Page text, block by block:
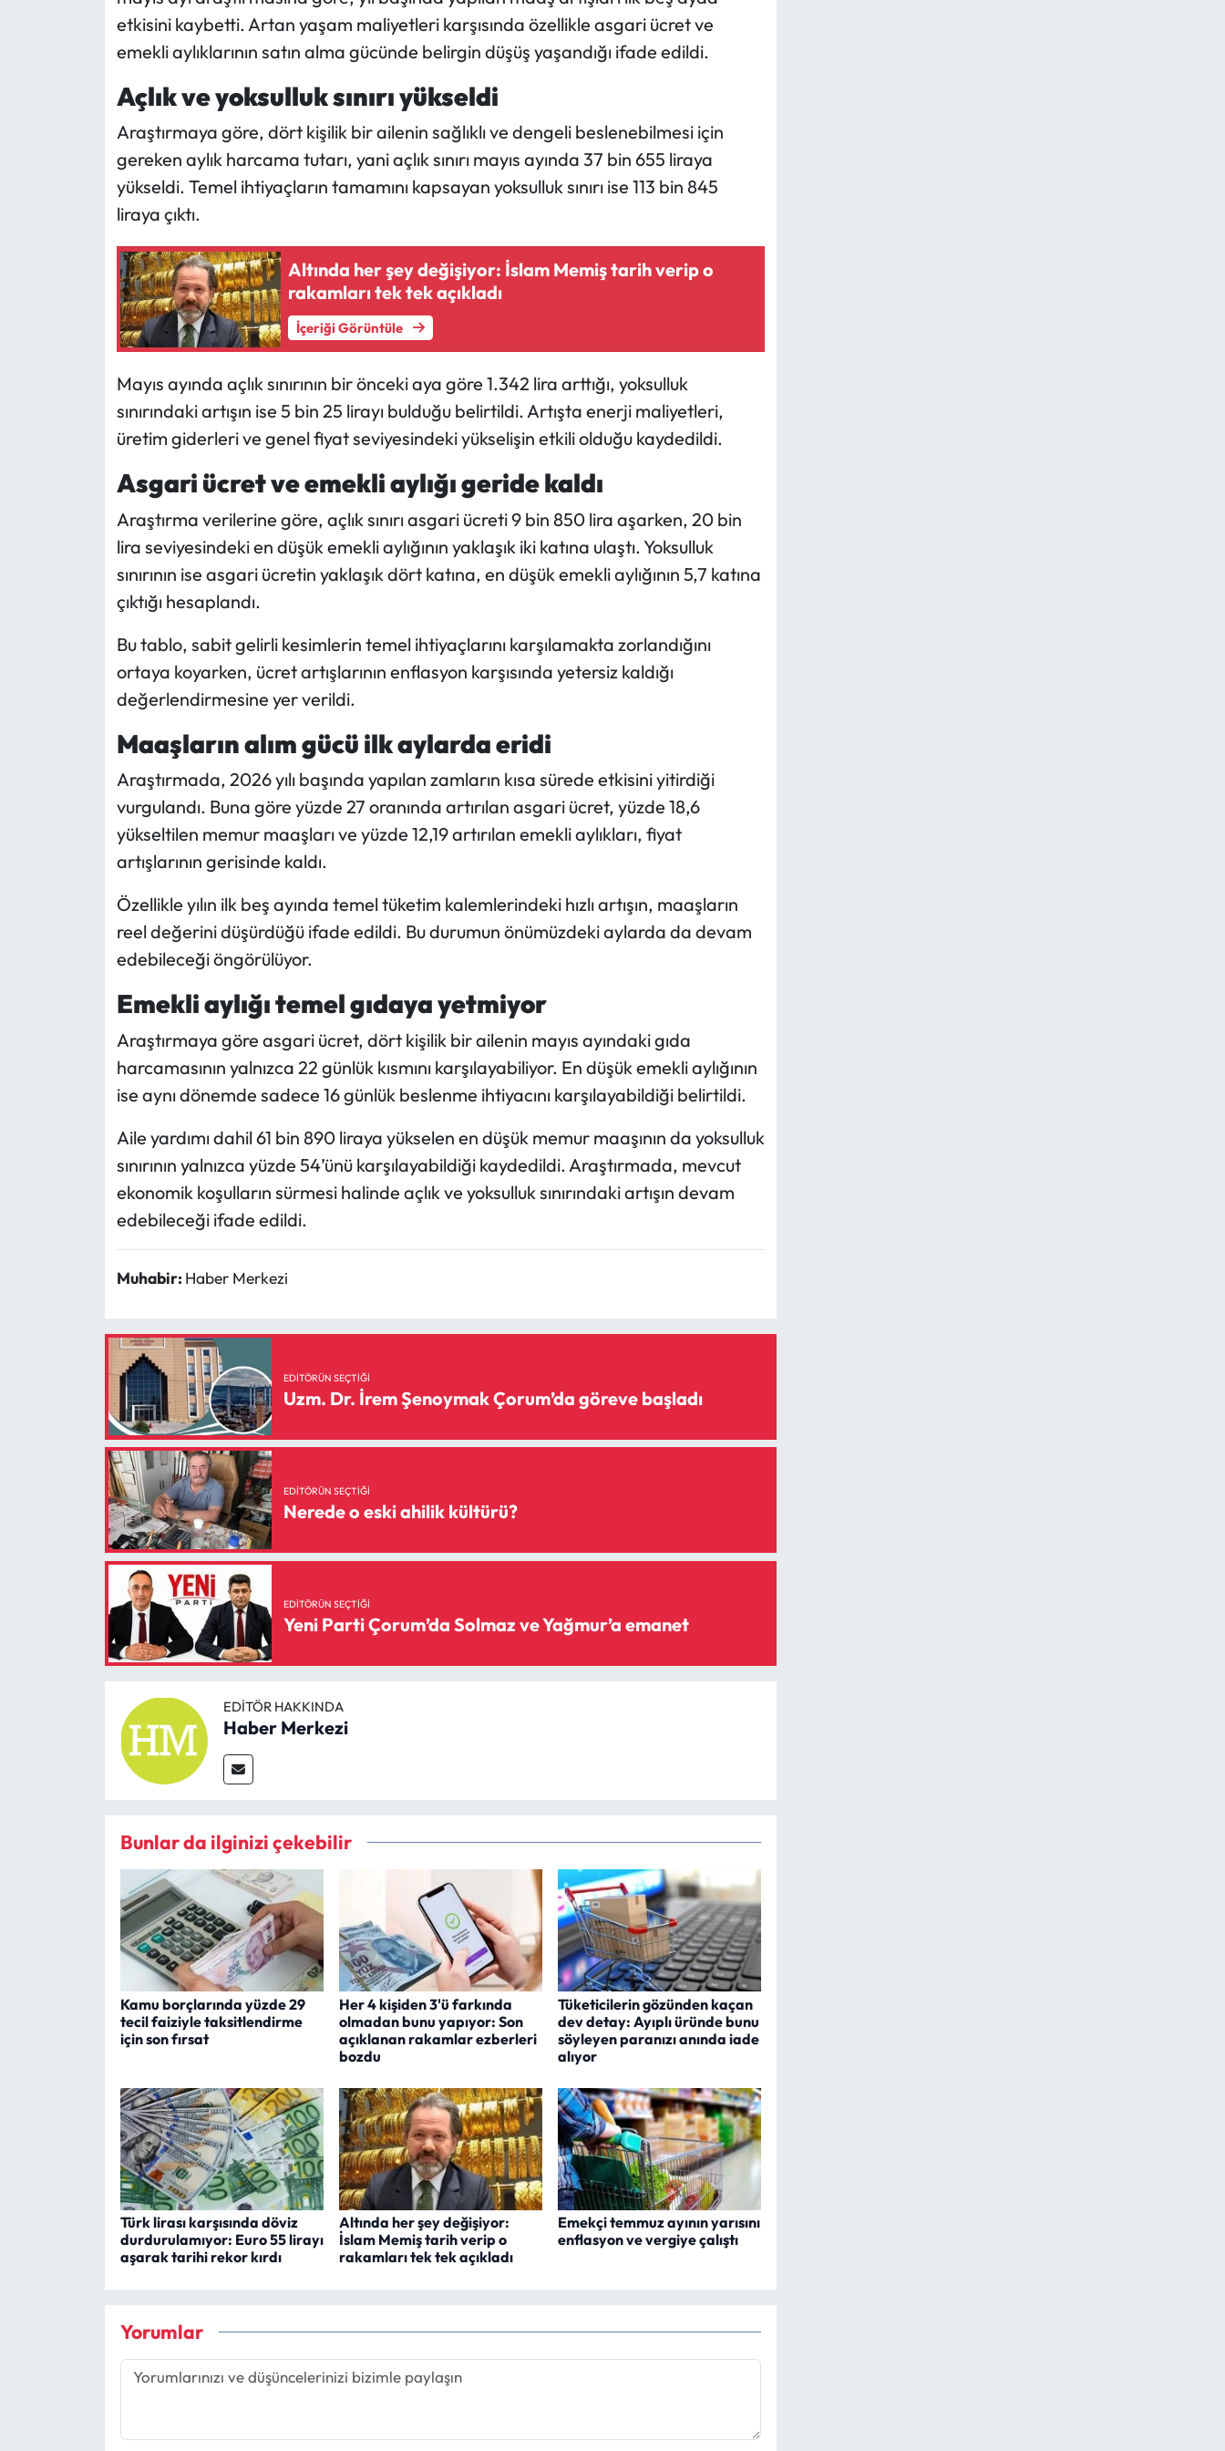
etkisini kaybetti. Artan yaşam maliyetleri karşısında özellikle asgari ücret ve
emekli aylıklarının satın alma gücünde belirgin düşüş yaşandığı ifade edildi.
Açlık ve yoksulluk sınırı yükseldi
Araştırmaya göre, dört kişilik bir ailenin sağlıklı ve dengeli beslenebilmesi için
gereken aylık harcama tutarı, yani açlık sınırı mayıs ayında 37 bin 655 liraya
yükseldi. Temel ihtiyaçların tamamını kapsayan yoksulluk sınırı ise 113 bin 845
liraya çıktı.
Altında her şey değişiyor: İslam Memiş tarih verip o
rakamları tek tek açıkladı
İçeriği Görüntüle
Mayıs ayında açlık sınırının bir önceki aya göre 1.342 lira arttığı, yoksulluk
sınırındaki artışın ise 5 bin 25 lirayı bulduğu belirtildi. Artışta enerji maliyetleri,
üretim giderleri ve genel fiyat seviyesindeki yükselişin etkili olduğu kaydedildi.
Asgari ücret ve emekli aylığı geride kaldı
Araştırma verilerine göre, açlık sınırı asgari ücreti 9 bin 850 lira aşarken, 20 bin
lira seviyesindeki en düşük emekli aylığının yaklaşık iki katına ulaştı. Yoksulluk
sınırının ise asgari ücretin yaklaşık dört katına, en düşük emekli aylığının 5,7 katına
çıktığı hesaplandı.
Bu tablo, sabit gelirli kesimlerin temel ihtiyaçlarını karşılamakta zorlandığını
ortaya koyarken, ücret artışlarının enflasyon karşısında yetersiz kaldığı
değerlendirmesine yer verildi.
Maaşların alım gücü ilk aylarda eridi
Araştırmada, 2026 yılı başında yapılan zamların kısa sürede etkisini yitirdiği
vurgulandı. Buna göre yüzde 27 oranında artırılan asgari ücret, yüzde 18,6
yükseltilen memur maaşları ve yüzde 12,19 artırılan emekli aylıkları, fiyat
artışlarının gerisinde kaldı.
Özellikle yılın ilk beş ayında temel tüketim kalemlerindeki hızlı artışın, maaşların
reel değerini düşürdüğü ifade edildi. Bu durumun önümüzdeki aylarda da devam
edebileceği öngörülüyor.
Emekli aylığı temel gıdaya yetmiyor
Araştırmaya göre asgari ücret, dört kişilik bir ailenin mayıs ayındaki gıda
harcamasının yalnızca 22 günlük kısmını karşılayabiliyor. En düşük emekli aylığının
ise aynı dönemde sadece 16 günlük beslenme ihtiyacını karşılayabildiği belirtildi.
Aile yardımı dahil 61 bin 890 liraya yükselen en düşük memur maaşının da yoksulluk
sınırının yalnızca yüzde 54’ünü karşılayabildiği kaydedildi. Araştırmada, mevcut
ekonomik koşulların sürmesi halinde açlık ve yoksulluk sınırındaki artışın devam
edebileceği ifade edildi.
Muhabir: Haber Merkezi
EDITÖRÜN SEÇTIĞI
Uzm. Dr. İrem Şenoymak Çorum’da göreve başladı
EDITÖRÜN SEÇTIĞI
Nerede o eski ahilik kültürü?
EDITÖRÜN SEÇTIĞI
Yeni Parti Çorum’da Solmaz ve Yağmur’a emanet
EDITÖR HAKKINDA
Haber Merkezi
Bunlar da ilginizi çekebilir
Kamu borçlarında yüzde 29
tecil faiziyle taksitlendirme
için son fırsat
Her 4 kişiden 3'ü farkında
olmadan bunu yapıyor: Son
açıklanan rakamlar ezberleri
bozdu
Tüketicilerin gözünden kaçan
dev detay: Ayıplı üründe bunu
söyleyen paranızı anında iade
alıyor
Türk lirası karşısında döviz
durdurulamıyor: Euro 55 lirayı
aşarak tarihi rekor kırdı
Altında her şey değişiyor:
İslam Memiş tarih verip o
rakamları tek tek açıkladı
Emekçi temmuz ayının yarısını
enflasyon ve vergiye çalıştı
Yorumlar
Mecitözü Haberleri
Oğuzlar Haberleri
Ortaköy Haberleri
Osmancık Haberleri
Resmi İlan
Resmi Reklam
Uğurludağ Haberleri
Yayla Haber
Yemek Tarifleri
Yerel Haberler